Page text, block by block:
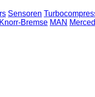
Sensoren
Knorr-Bremse MAN